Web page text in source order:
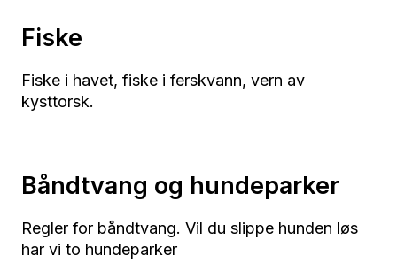
Fiske
Fiske i havet, fiske i ferskvann, vern av
kysttorsk.
Båndtvang og hundeparker
Regler for båndtvang. Vil du slippe hunden løs
har vi to hundeparker